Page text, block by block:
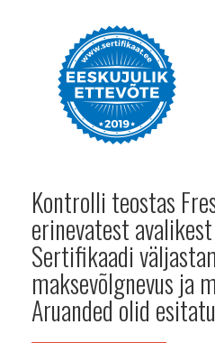
Kontrolli teostas
erinevatest
Sertifikaadi
maksevõlgnevus ja
Aruanded olid